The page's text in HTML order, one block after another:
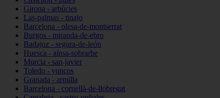
Girona - arbúcies
Las-palmas - tinajo
Barcelona - olesa-de-montserrat
Burgos - miranda-de-ebro
Badajoz - segura-de-león
Huesca - aínsa-sobrarbe
Murcia - san-javier
Toledo - yuncos
Granada - armilla
Barcelona - cornellà-de-llobregat